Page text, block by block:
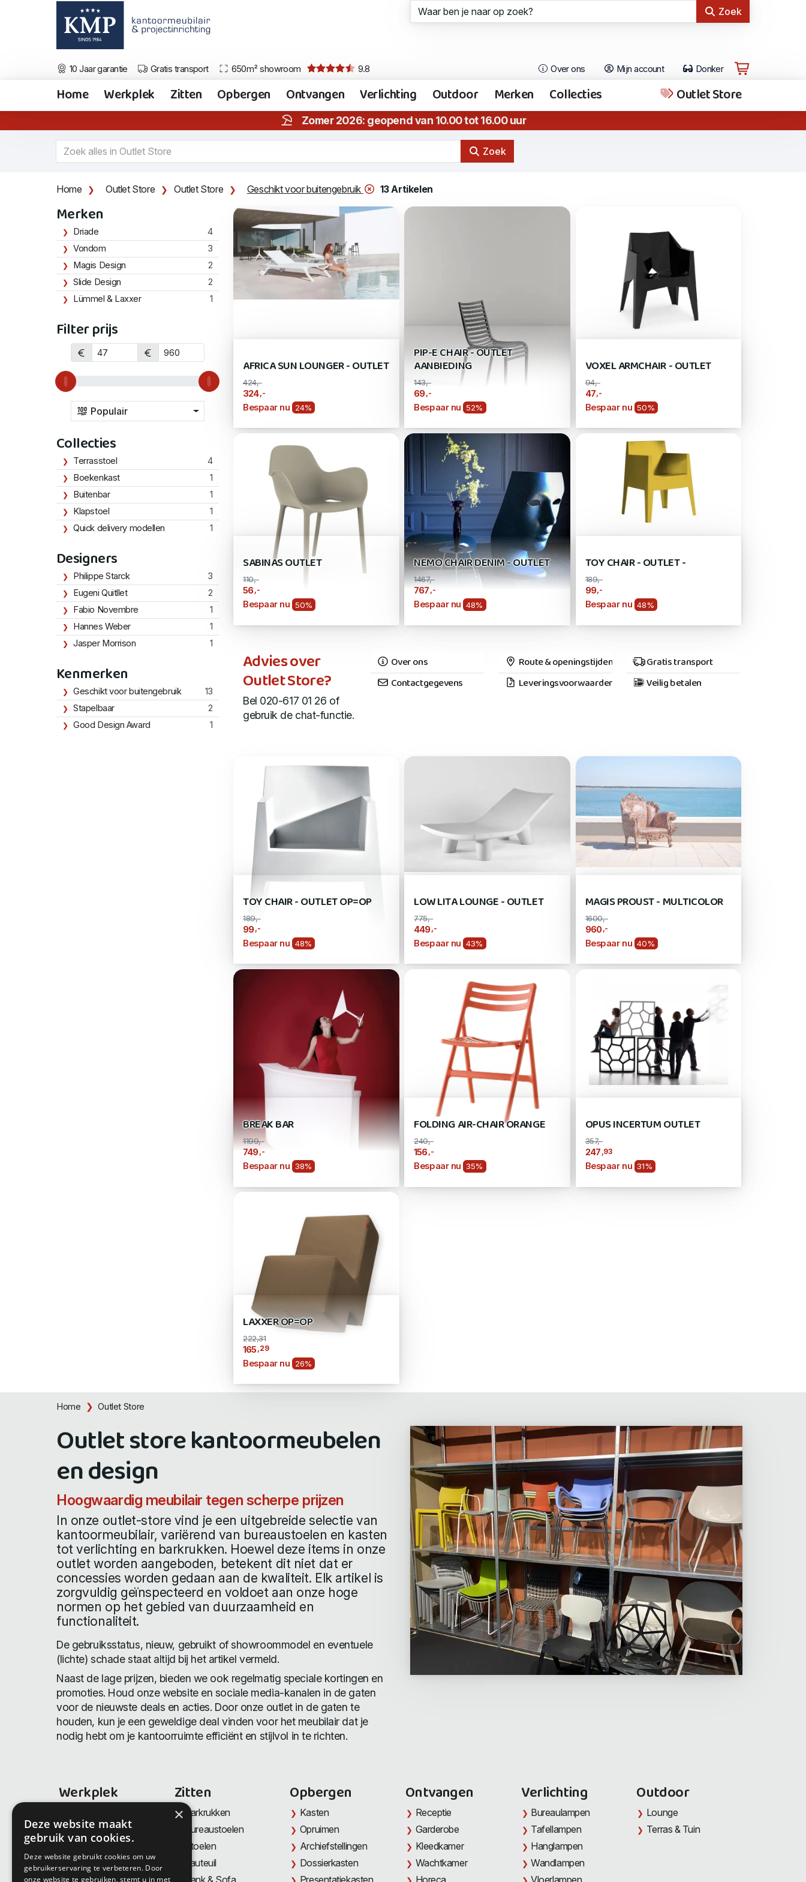
Zoek
10 Jaar garantie Gratis transport 650m² showroom 9.8 Over ons Mijn account Donker
Home Werkplek Zitten Opbergen Ontvangen Verlichting Outdoor Merken Collecties Outlet Store
Zomer 2026: geopend van 10.00 tot 16.00 uur
Zoek
Home Outlet Store Outlet Store Geschikt voor buitengebruik 13 Artikelen
Merken
Driade
4
Vondom
3
Magis Design
2
Slide Design
2
Lümmel & Laxxer
1
Filter prijs
Populair
Collecties
Terrasstoel
4
Boekenkast
1
Buitenbar
1
Klapstoel
1
Quick delivery modellen
1
Designers
Philippe Starck
3
Eugeni Quitllet
2
Fabio Novembre
1
Hannes Weber
1
Jasper Morrison
1
Kenmerken
Geschikt voor buitengebruik
13
Stapelbaar
2
Good Design Award
1
AFRICA SUN LOUNGER - OUTLET
424,-
324 ,-
Bespaar nu 24%
PIP-E CHAIR - OUTLET
AANBIEDING
143,-
69 ,-
Bespaar nu 52%
VOXEL ARMCHAIR - OUTLET
94,-
47 ,-
Bespaar nu 50%
SABINAS OUTLET
110,-
56,-
Bespaar nu 50%
NEMO CHAIR DENIM - OUTLET
1467,-
767 ,-
Bespaar nu 48%
TOY CHAIR - OUTLET -
189,-
99,-
Bespaar nu 48%
Advies over
Outlet Store?
Bel 020-617 01 26 of
gebruik de chat-functie.
Over ons
Contactgegevens
Route & openingstijden
Leveringsvoorwaarden
Gratis transport
Veilig betalen
TOY CHAIR - OUTLET OP=OP
189,-
99,-
Bespaar nu 48%
LOW LITA LOUNGE - OUTLET
775,-
449,-
Bespaar nu 43%
MAGIS PROUST - MULTICOLOR
1600,-
960 ,-
Bespaar nu 40%
BREAK BAR
1199,-
749 ,-
Bespaar nu 38%
FOLDING AIR-CHAIR ORANGE
240,-
156 ,-
Bespaar nu 35%
OPUS INCERTUM OUTLET
357,-
247 ,93
Bespaar nu 31%
LAXXER OP=OP
222,31
165,29
Bespaar nu 26%
Home Outlet Store
Outlet store kantoormeubelen
en design
Hoogwaardig meubilair tegen scherpe prijzen
In onze outlet-store vind je een uitgebreide selectie van
kantoormeubilair, variërend van bureaustoelen en kasten
tot verlichting en barkrukken. Hoewel deze items in onze
outlet worden aangeboden, betekent dit niet dat er
concessies worden gedaan aan de kwaliteit. Elk artikel is
zorgvuldig geïnspecteerd en voldoet aan onze hoge
normen op het gebied van duurzaamheid en
functionaliteit.
De gebruiksstatus, nieuw, gebruikt of showroommodel en eventuele
(lichte) schade staat altijd bij het artikel vermeld.
Naast de lage prijzen, bieden we ook regelmatig speciale kortingen en
promoties. Houd onze website en sociale media-kanalen in de gaten
voor de nieuwste deals en acties. Door onze outlet in de gaten te
houden, kun je een geweldige deal vinden voor het meubilair dat je
nodig hebt om je kantoorruimte efficiënt en stijlvol in te richten.
Werkplek
Thuiswerkplek
Directiemeubilair
Zitten
Barkrukken
Bureaustoelen
Stoelen
Fauteuil
Opbergen
Kasten
Opruimen
Archiefstellingen
Dossierkasten
Ontvangen
Receptie
Garderobe
Kleedkamer
Wachtkamer
Verlichting
Bureaulampen
Tafellampen
Hanglampen
Wandlampen
Outdoor
Lounge
Terras & Tuin
×
Deze website maakt
gebruik van cookies.
Deze website gebruikt cookies om uw
gebruikerservaring te verbeteren. Door
onze website te gebruiken, stemt u in met